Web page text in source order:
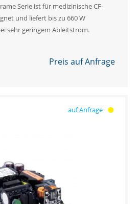
Serie ist für medizinische CF-
und liefert bis zu 660 W
sehr geringem Ableitstrom.
Preis auf Anfrage
auf Anfrage